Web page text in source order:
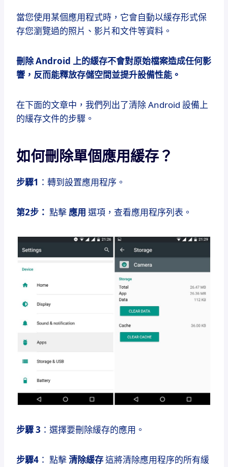
當您使用某個應用程式時，它會自動以緩存形式保
存您瀏覽過的照片、影片和文件等資料。
刪除 Android 上的緩存不會對原始檔案造成任何影
響，反而能釋放存儲空間並提升設備性能。
在下面的文章中，我們列出了清除 Android 設備上
的緩存文件的步驟。
如何刪除單個應用緩存？
步驟1 ：轉到設置應用程序。
第2步： 點擊應用 選項，查看應用程序列表。
步驟 3 ：選擇要刪除緩存的應用。
步驟4 ： 點擊清除緩存這將清除應用程序的所有緩